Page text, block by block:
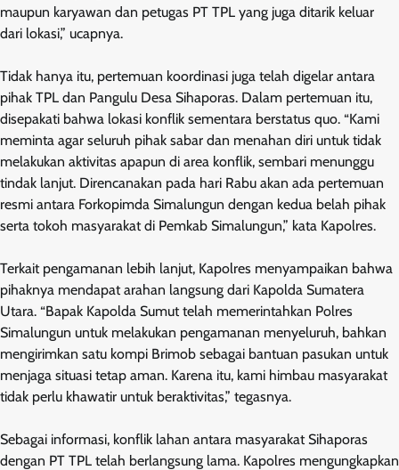
maupun karyawan dan petugas PT TPL yang juga ditarik keluar
dari lokasi,” ucapnya.
Tidak hanya itu, pertemuan koordinasi juga telah digelar antara
pihak TPL dan Pangulu Desa Sihaporas. Dalam pertemuan itu,
disepakati bahwa lokasi konflik sementara berstatus quo. “Kami
meminta agar seluruh pihak sabar dan menahan diri untuk tidak
melakukan aktivitas apapun di area konflik, sembari menunggu
tindak lanjut. Direncanakan pada hari Rabu akan ada pertemuan
resmi antara Forkopimda Simalungun dengan kedua belah pihak
serta tokoh masyarakat di Pemkab Simalungun,” kata Kapolres.
Terkait pengamanan lebih lanjut, Kapolres menyampaikan bahwa
pihaknya mendapat arahan langsung dari Kapolda Sumatera
Utara. “Bapak Kapolda Sumut telah memerintahkan Polres
Simalungun untuk melakukan pengamanan menyeluruh, bahkan
mengirimkan satu kompi Brimob sebagai bantuan pasukan untuk
menjaga situasi tetap aman. Karena itu, kami himbau masyarakat
tidak perlu khawatir untuk beraktivitas,” tegasnya.
Sebagai informasi, konflik lahan antara masyarakat Sihaporas
dengan PT TPL telah berlangsung lama. Kapolres mengungkapkan